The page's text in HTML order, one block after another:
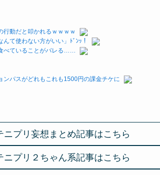
行動だと叩かれるｗｗｗｗ
て使わない方がいい」ﾄﾞﾝｯ！
べていることがバレる……
パスがどれもこれも1500円の課金チケに
ニプリ妄想まとめ記事はこちら
ニプリ２ちゃん系記事はこちら